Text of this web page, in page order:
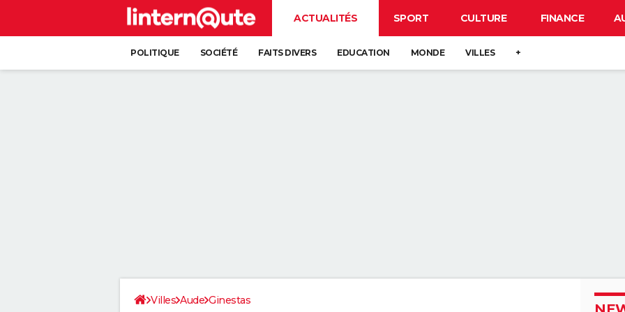
ACTUALITÉS SPORT CULTURE FINANCE
POLITIQUE SOCIÉTÉ FAITS DIVERS EDUCATION MONDE VILLES +
Villes Aude Ginestas